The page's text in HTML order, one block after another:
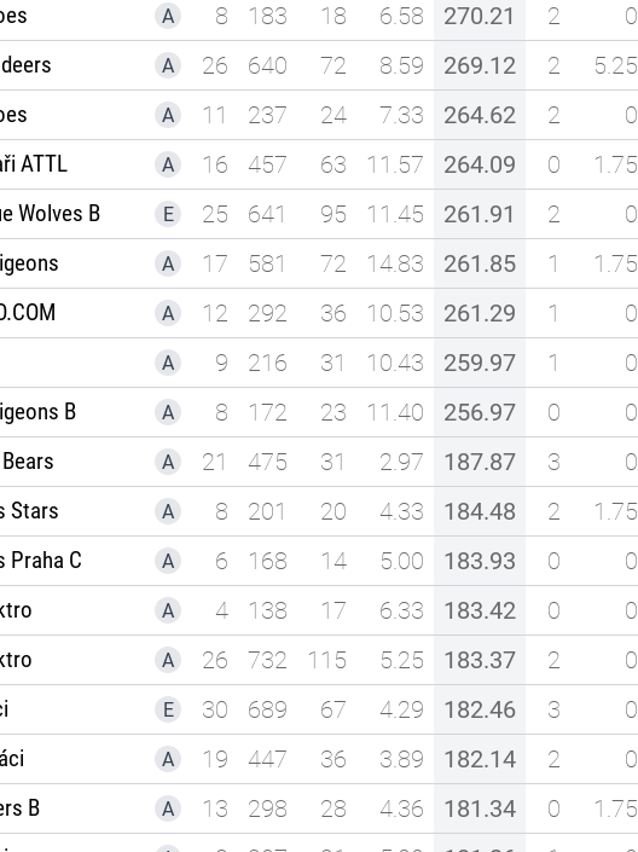
A 8 183 18 6.58 270.21 2 0
A 26 640 72 8.59 269.12 2 5.25
A 11 237 24 7.33 264.62 2 0
ATTL A 16 457 63 11.57 264.09 0 1.75
Wolves B E 25 641 95 11.45 261.91 2 0
A 17 581 72 14.83 261.85 1 1.75
A 12 292 36 10.53 261.29 1 0
A 9 216 31 10.43 259.97 1 0
B A 8 172 23 11.40 256.97 0 0
A 21 475 31 2.97 187.87 3 0
Stars A 8 201 20 4.33 184.48 2 1.75
Praha C A 6 168 14 5.00 183.93 0 0
A 4 138 17 6.33 183.42 0 0
A 26 732 115 5.25 183.37 2 0
E 30 689 67 4.29 182.46 3 0
A 19 447 36 3.89 182.14 2 0
B A 13 298 28 4.36 181.34 0 1.75